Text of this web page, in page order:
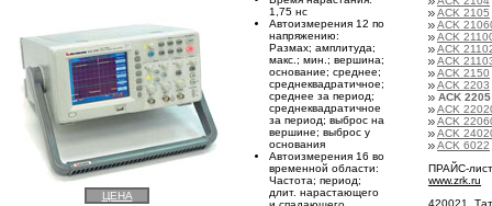
1,75 нс
Автоизмерения 12 по
напряжению:
Размах; амплитуда;
макс.; мин.; вершина;
основание; среднее;
среднеквадратичное;
среднее за период;
среднеквадратичное
за период; выброс на
вершине; выброс у
основания
Автоизмерения 16 во
временной области:
Частота; период;
длит. нарастающего
ЦЕНА
ACK 2105
ACK
ACK
ACK
ACK
ACK 2150
ACK 2203
ACK 2205
ACK
ACK
ACK
ACK 6022
ПРАЙС-
www.zrk.ru
420021,